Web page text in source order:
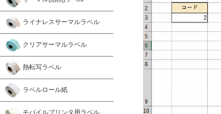
ライナレスサーマルラベル
クリアサーマルラベル
熱転写ラベル
ラベルロール紙
モバイルプリンタ用ラベル